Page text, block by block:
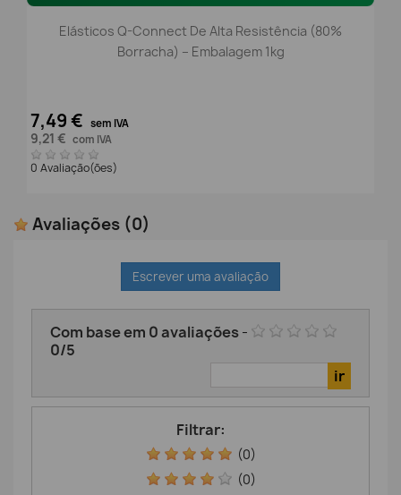
Elásticos Q-Connect De Alta Resistência (80%
Borracha) – Embalagem 1kg
7,49 € sem IVA
9,21 € com IVA
0 Avaliação(ões)
Avaliações (0)
Escrever uma avaliação
Com base em 0avaliações-
0/5
Filtrar:
(0)
(0)